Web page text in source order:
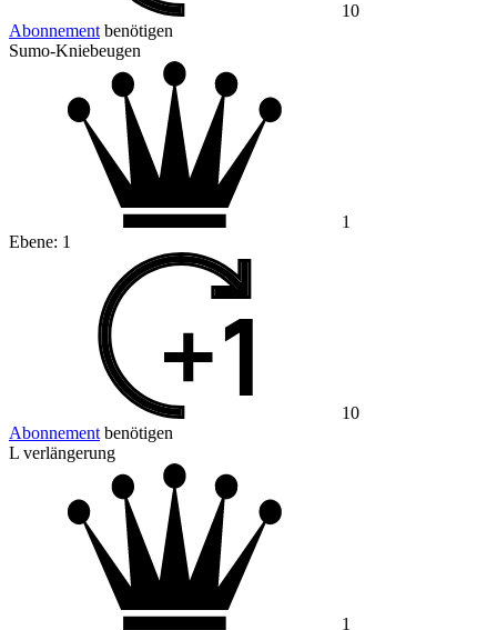
10
Abonnement benötigen
Sumo-Kniebeugen
1
Ebene: 1
10
Abonnement benötigen
L verlängerung
1